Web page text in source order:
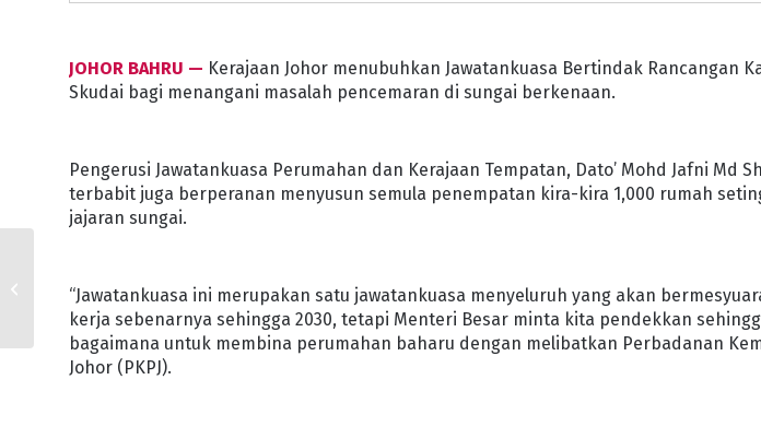
JOHOR BAHRU — Kerajaan Johor menubuhkan Jawatankuasa Bertindak Rancangan
Skudai bagi menangani masalah pencemaran di sungai berkenaan.
Pengerusi Jawatankuasa Perumahan dan Kerajaan Tempatan, Dato’ Mohd Jafni Md
terbabit juga berperanan menyusun semula penempatan kira-kira 1,000 rumah
jajaran sungai.
“Jawatankuasa ini merupakan satu jawatankuasa menyeluruh yang akan
kerja sebenarnya sehingga 2030, tetapi Menteri Besar minta kita pendekkan
bagaimana untuk membina perumahan baharu dengan melibatkan Perbadanan
Johor (PKPJ).
LANCAR ‘JOHOR GREEN
DEAL’ DI APCW 2023